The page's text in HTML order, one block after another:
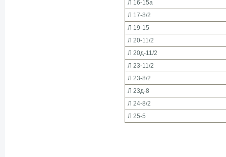
Л 16-15а
Л 17-8/2
Л 19-15
Л 20-11/2
Л 20д-11/2
Л 23-11/2
Л 23-8/2
Л 23д-8
Л 24-8/2
Л 25-5